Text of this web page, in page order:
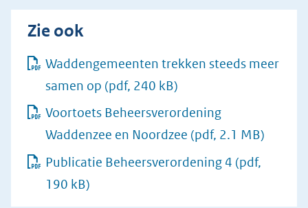
Zie ook
Waddengemeenten trekken steeds meer
samen op (pdf, 240 kB)
Voortoets Beheersverordening
Waddenzee en Noordzee (pdf, 2.1 MB)
Publicatie Beheersverordening 4 (pdf,
190 kB)